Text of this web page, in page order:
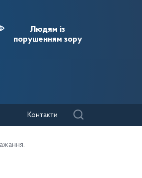
Людям із
порушенням зору
Контакти